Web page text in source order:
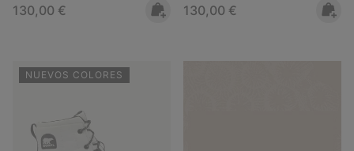
Regular price:
130,00 € Regular price:
130,00 €
NUEVOS COLORES